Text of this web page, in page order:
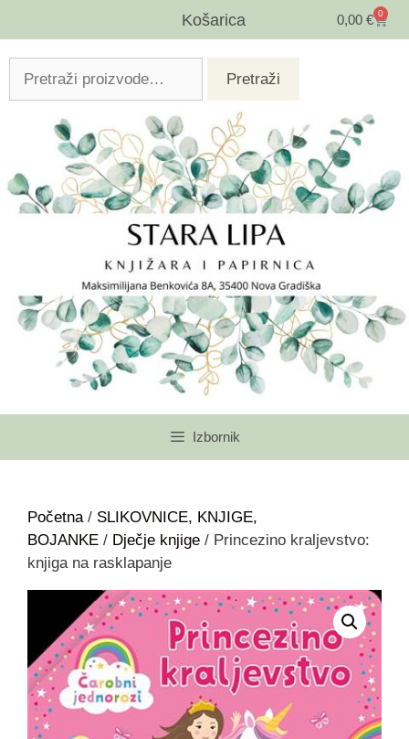
Košarica 0,00 € 0
Pretraži
Izbornik
Početna/ SLIKOVNICE, KNJIGE,
BOJANKE / Dječje knjige / Princezino kraljevstvo:
knjiga na rasklapanje